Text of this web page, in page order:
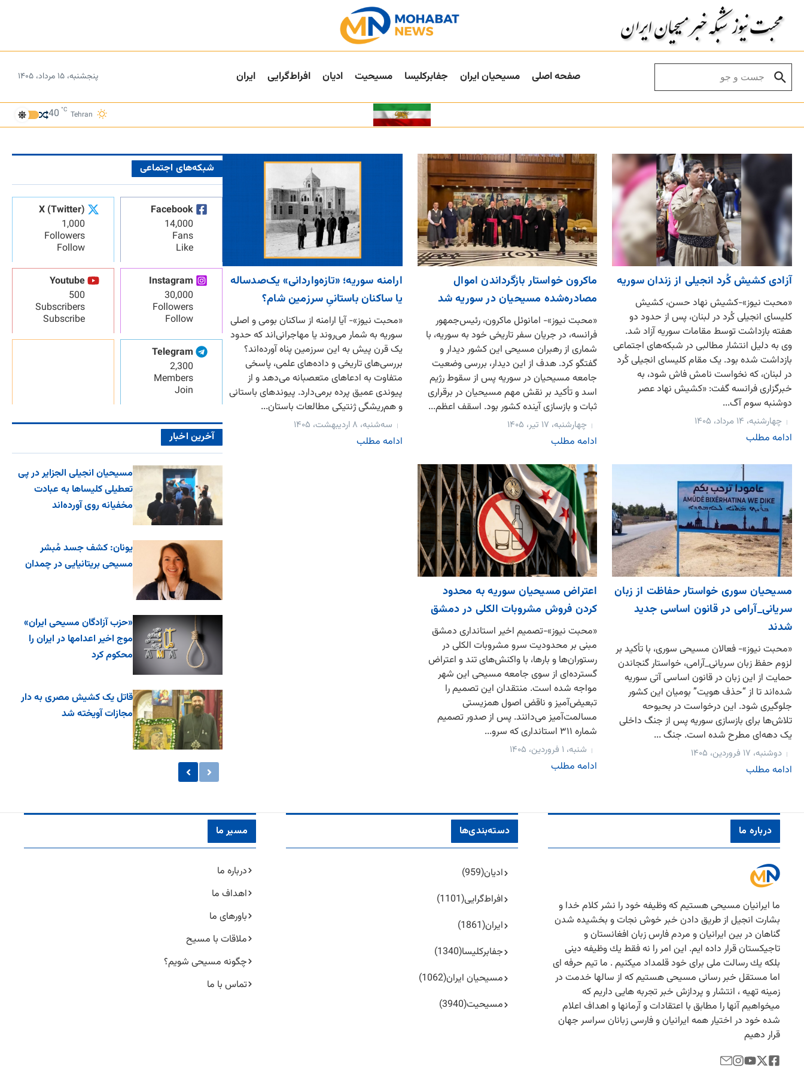
صفحه اصلی مسیحیان ایران جفا‌بر‌کلیسا مسیحیت ادیان افراط‌گرایی ایران پنجشنبه، ۱۵ مرداد، ۱۴۰۵
Tehran
40 °C
آزادی کشیش کُرد انجیلی از زندان سوریه
«محبت نیوز»-کشیش نهاد حسن، کشیش
کلیسای انجیلی کُرد در لبنان، پس از حدود دو
هفته بازداشت توسط مقامات سوریه آزاد شد.
وی به دلیل انتشار مطالبی در شبکه‌های اجتماعی
بازداشت شده بود. یک مقام کلیسای انجیلی کُرد
در لبنان، که نخواست نامش فاش شود، به
خبرگزاری فرانسه گفت: «کشیش نهاد عصر
دوشنبه سوم آگ...
چهارشنبه، ۱۴ مرداد، ۱۴۰۵
ادامه مطلب
ماکرون خواستار بازگرداندن اموال
مصادره‌شده مسیحیان در سوریه شد
«محبت نیوز»- امانوئل ماکرون، رئیس‌جمهور
فرانسه، در جریان سفر تاریخی خود به سوریه، با
شماری از رهبران مسیحی این کشور دیدار و
گفتگو کرد. هدف از این دیدار، بررسی وضعیت
جامعه مسیحیان در سوریه پس از سقوط رژیم
اسد و تأکید بر نقش مهم مسیحیان در برقراری
ثبات و بازسازی آینده کشور بود. اسقف اعظم...
چهارشنبه، ۱۷ تیر، ۱۴۰۵
ادامه مطلب
ارامنه سوریه؛ «تازه‌واردانی» یک‌صدساله
یا ساکنان باستانیِ سرزمین شام؟
«محبت نیوز»- آیا ارامنه از ساکنان بومی و اصلی
سوریه به شمار می‌روند یا مهاجرانی‌اند که حدود
یک قرن پیش به این سرزمین پناه آورده‌اند؟
بررسی‌های تاریخی و داده‌های علمی، پاسخی
متفاوت به ادعاهای متعصبانه می‌دهد و از
پیوندی عمیق پرده برمی‌دارد. پیوندهای باستانی
و هم‌ریشگی ژنتیکی مطالعات باستان‌...
سه‌شنبه، ۸ اردیبهشت، ۱۴۰۵
ادامه مطلب
مسیحیان سوری خواستار حفاظت از زبان
سریانی_آرامی در قانون اساسی جدید
شدند
«محبت نیوز»- فعالان مسیحی سوری، با تأکید بر
لزوم حفظ زبان سریانی_آرامی، خواستار گنجاندن
حمایت از این زبان در قانون اساسی آتی سوریه
شده‌اند تا از “حذف هویت” بومیان این کشور
جلوگیری شود. این درخواست در بحبوحه
تلاش‌ها برای بازسازی سوریه پس از جنگ داخلی
یک دهه‌ای مطرح شده است. جنگ ...
دوشنبه، ۱۷ فروردین، ۱۴۰۵
ادامه مطلب
اعتراض مسیحیان سوریه به محدود
کردن فروش مشروبات الکلی در دمشق
«محبت نیوز»-تصمیم اخیر استانداری دمشق
مبنی بر محدودیت سرو مشروبات الکلی در
رستوران‌ها و بارها، با واکنش‌های تند و اعتراض
گسترده‌ای از سوی جامعه مسیحی این شهر
مواجه شده است. منتقدان این تصمیم را
تبعیض‌آمیز و ناقض اصول همزیستی
مسالمت‌آمیز می‌دانند. پس از صدور تصمیم
شماره ۳۱۱ استانداری که سرو...
شنبه، ۱ فروردین، ۱۴۰۵
ادامه مطلب
شبکه‌های اجتماعی
Facebook
14,000
Fans
Like
X (Twitter)
1,000
Followers
Follow
Instagram
30,000
Followers
Follow
Youtube
500
Subscribers
Subscribe
Telegram
2,300
Members
Join
آخرین اخبار
مسیحیان انجیلی الجزایر در پی
تعطیلی کلیساها به عبادت
مخفیانه روی آورده‌اند
یونان: کشف جسد مُبشر
مسیحی بریتانیایی در چمدان
«حزب آزادگان مسیحی ایران»
موج اخیر اعدامها در ایران را
محکوم کرد
قاتل یک کشیش مصری به دار
مجازات آویخته شد
درباره ما
ما ایرانیان مسیحی هستیم كه وظیفه خود را نشر كلام خدا و
بشارت انجیل از طریق دادن خبر خوش نجات و بخشیده شدن
گناهان در بین ایرانیان و مردم فارس زبان افغانستان و
تاجیكستان قرار داده ایم. این امر را نه فقط یك وظیفه دینی
بلكه یك رسالت ملی برای خود قلمداد میكنیم . ما تیم حرفه ای
اما مستقل خبر رسانی مسیحی هستیم كه از سالها خدمت در
زمینه تهیه ، انتشار و پردازش خبر تجربه هایی داریم كه
میخواهیم آنها را مطابق با اعتقادات و آرمانها و اهداف اعلام
شده خود در اختیار همه ایرانیان و فارسی زبانان سراسر جهان
قرار دهیم
دسته‌بندی‌ها
ادیان(959)
افراط‌گرایی(1101)
ایران(1861)
جفا‌بر‌کلیسا(1340)
مسیحیان ایران(1062)
مسیحیت(3940)
مسیر ما
درباره ما
اهداف ما
باورهای ما
ملاقات با مسیح
چگونه مسیحی شویم؟
تماس با ما